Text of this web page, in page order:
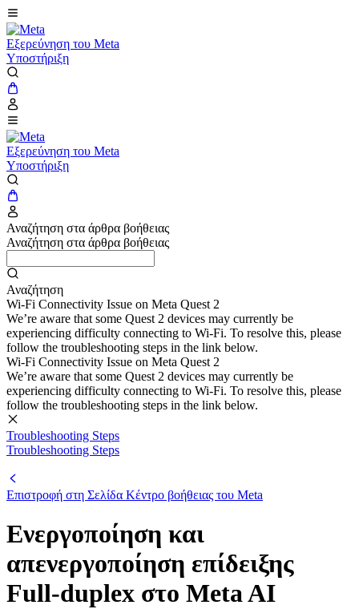
Εξερεύνηση του Meta
Υποστήριξη
Εξερεύνηση του Meta
Υποστήριξη
Αναζήτηση στα άρθρα βοήθειας
Αναζήτηση στα άρθρα βοήθειας
Αναζήτηση
Wi-Fi Connectivity Issue on Meta Quest 2
We’re aware that some Quest 2 devices may currently be
experiencing difficulty connecting to Wi-Fi. To resolve this, please
follow the troubleshooting steps in the link below.
Wi-Fi Connectivity Issue on Meta Quest 2
We’re aware that some Quest 2 devices may currently be
experiencing difficulty connecting to Wi-Fi. To resolve this, please
follow the troubleshooting steps in the link below.
Troubleshooting Steps
Troubleshooting Steps
Επιστροφή στη Σελίδα Κέντρο βοήθειας του Meta
Ενεργοποίηση και
απενεργοποίηση επίδειξης
Full-duplex στο Meta AI